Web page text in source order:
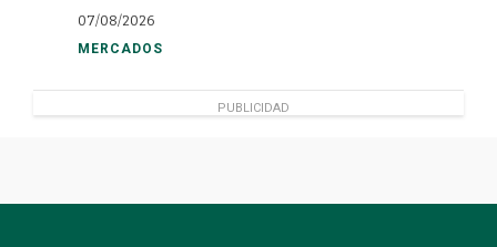
07/08/2026
MERCADOS
PUBLICIDAD